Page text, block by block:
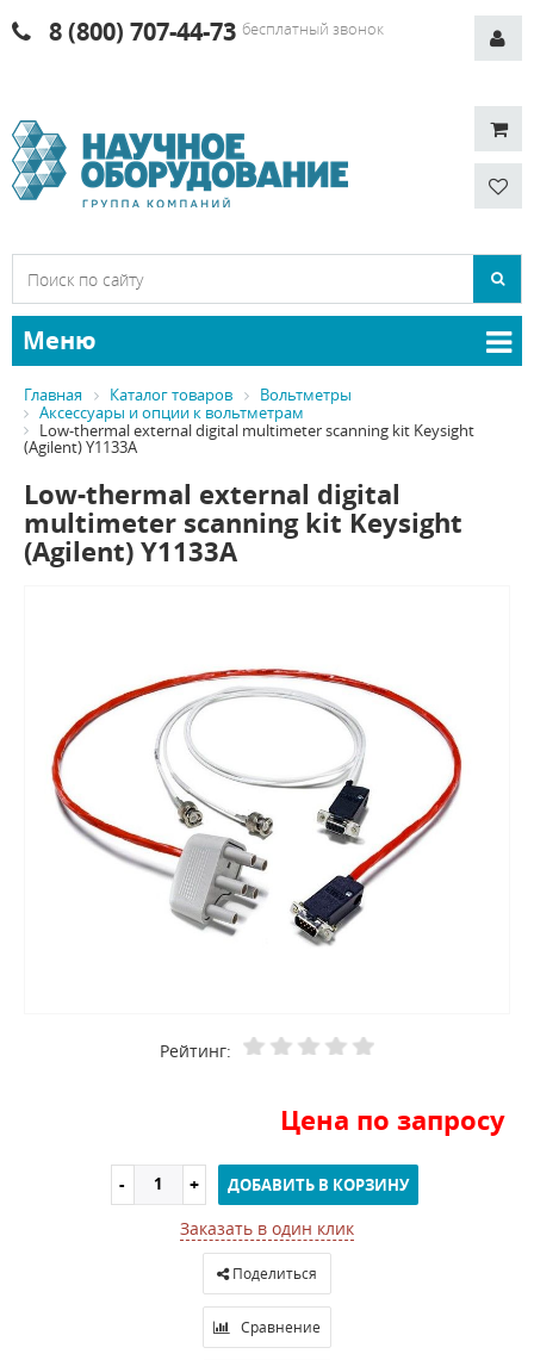
8 (800) 707-44-73 бесплатный звонок
Меню
Главная Каталог товаров
Вольтметры
Аксессуары и опции к вольтметрам
Low-thermal external digital multimeter scanning kit Keysight
(Agilent) Y1133A
Low-thermal external digital
multimeter scanning kit Keysight
(Agilent) Y1133A
Рейтинг:
Цена по запросу
ДОБАВИТЬ В КОРЗИНУ
Заказать в один клик
Поделиться
Сравнение